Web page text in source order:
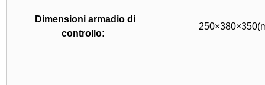
Dimensioni armadio di
controllo: